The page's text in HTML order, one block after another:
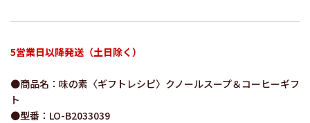
5営業日以降発送（土日除く）
●商品名：味の素〈ギフトレシピ〉クノールスープ＆コーヒーギフ
ト
●型番：LO-B2033039